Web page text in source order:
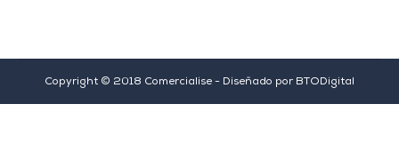
Copyright © 2018 Comercialise - Diseñado por BTODigital